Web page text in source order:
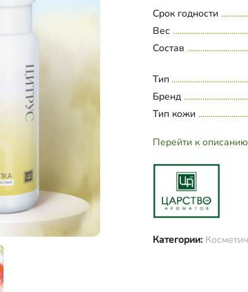
Срок годности
Вес
Состав
Тип
Бренд
Тип кожи
Перейти к описанию
Категории: